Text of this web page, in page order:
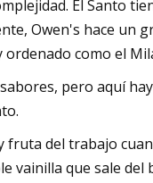
El Santo
Owen's hace un
como el
pero aquí
fruta del trabajo
vainilla que sale